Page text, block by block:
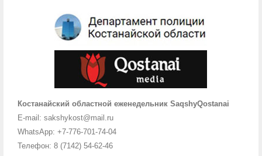
Костанайский областной еженедельник SaqshyQostanai
E-mail: sakshykost@mail.ru
WhatsApp: +7-776-701-74-04
Телефон: 8 (7142) 54-62-46